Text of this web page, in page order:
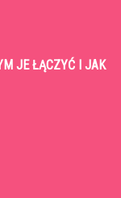
JE ŁĄCZYĆ I JAK